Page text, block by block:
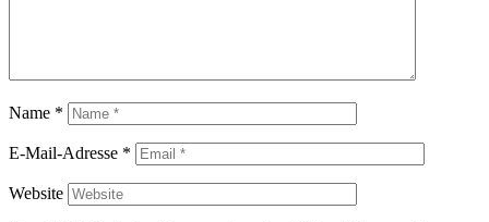
Name *
E-Mail-Adresse *
Website